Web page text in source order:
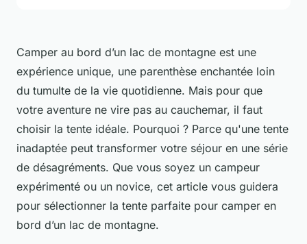
Camper au bord d’un lac de montagne est une
expérience unique, une parenthèse enchantée loin
du tumulte de la vie quotidienne. Mais pour que
votre aventure ne vire pas au cauchemar, il faut
choisir la tente idéale. Pourquoi ? Parce qu'une tente
inadaptée peut transformer votre séjour en une série
de désagréments. Que vous soyez un campeur
expérimenté ou un novice, cet article vous guidera
pour sélectionner la tente parfaite pour camper en
bord d’un lac de montagne.